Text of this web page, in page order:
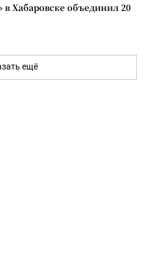
в Хабаровске объединил 20
ещё